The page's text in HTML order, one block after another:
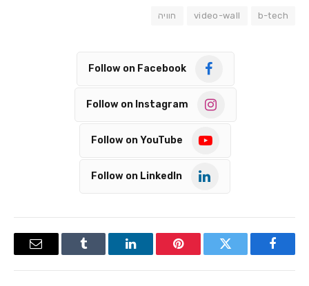
b-tech
video-wall חוויה
Follow on Facebook
Follow on Instagram
Follow on YouTube
Follow on LinkedIn
Facebook
Twitter
Pinterest
LinkedIn
Tumblr
Email